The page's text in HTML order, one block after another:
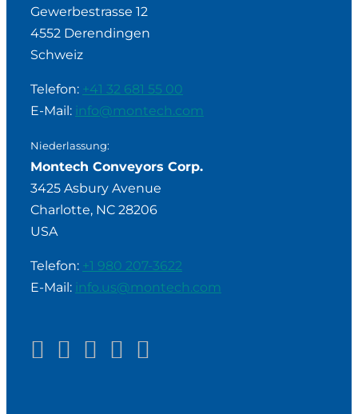
Gewerbestrasse 12
4552 Derendingen
Schweiz
Telefon: +41 32 681 55 00
E-Mail: info@montech.com
Niederlassung:
Montech Conveyors Corp.
3425 Asbury Avenue
Charlotte, NC 28206
USA
Telefon: +1 980 207-3622
E-Mail: info.us@montech.com